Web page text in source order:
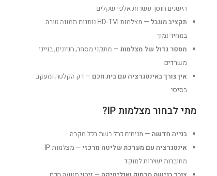
הישנים חוסך עשרות אלפי שקלים
תקציב מוגבל
— מצלמות HD-TVI נותנות תמונה טובה
במחיר נמוך
מספר גדול של מצלמות— מתקני מסחר, חניונים, בנייני
משרדים
אין צורך באינטגרציה עם בית חכם — רק הקלטה ומעקב
בסיסי
מתי לבחור מצלמות IP?
בנייה חדשה — מניחים כבל רשת בכל מקרה
אינטגרציה עם מערכת שליטה מרכזי
— מצלמות IP
מחוברות ישירות למוקד